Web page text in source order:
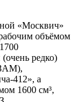
«Москвич»
объёмом
редко)
412», а
1600 см³,